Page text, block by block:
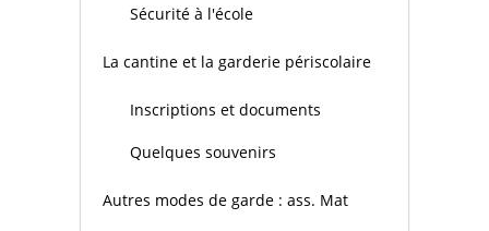
Sécurité à l'école
La cantine et la garderie périscolaire
Inscriptions et documents
Quelques souvenirs
Autres modes de garde : ass. Mat